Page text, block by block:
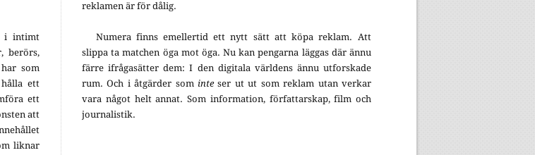
i intimt
berörs,
som
ett
ett
att
liknar
reklamen är för dålig.
Numera finns emellertid ett nytt sätt att köpa reklam. Att
slippa ta matchen öga mot öga. Nu kan pengarna läggas där ännu
färre ifrågasätter dem: I den digitala världens ännu utforskade
rum. Och i åtgärder som inte ser ut ut som reklam utan verkar
vara något helt annat. Som information, författarskap, film och
journalistik.